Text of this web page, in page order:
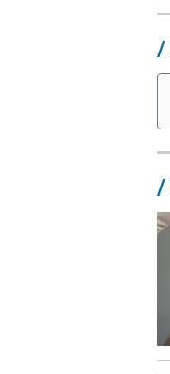
/
/